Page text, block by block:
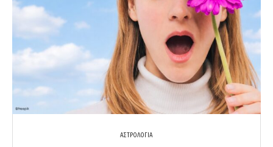
ΑΣΤΡΟΛΟΓΙΑ